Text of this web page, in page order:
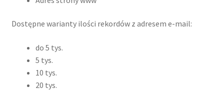
Dostępne warianty ilości rekordów z adresem e-mail:
do 5 tys.
5 tys.
10 tys.
20 tys.